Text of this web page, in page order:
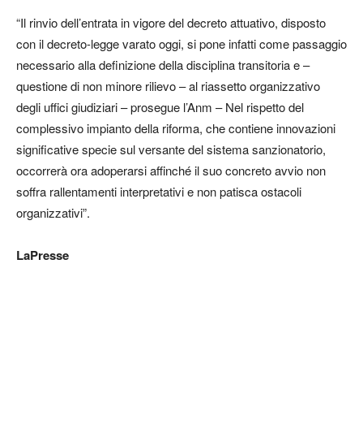
“Il rinvio dell’entrata in vigore del decreto attuativo, disposto
con il decreto-legge varato oggi, si pone infatti come passaggio
necessario alla definizione della disciplina transitoria e –
questione di non minore rilievo – al riassetto organizzativo
degli uffici giudiziari – prosegue l’Anm – Nel rispetto del
complessivo impianto della riforma, che contiene innovazioni
significative specie sul versante del sistema sanzionatorio,
occorrerà ora adoperarsi affinché il suo concreto avvio non
soffra rallentamenti interpretativi e non patisca ostacoli
organizzativi”.
LaPresse